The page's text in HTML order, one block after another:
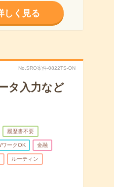
しく見る
No.SRO案件-0822TS-ON
タ入力など
履歴書不要
ワークOK 金融
ルーティン